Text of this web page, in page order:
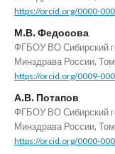
https://orcid.org/0000-
М.В. Федосова
ФГБОУ ВО Сибирский
Минздрава России,
https://orcid.org/0009-
А.В. Потапов
ФГБОУ ВО Сибирский
Минздрава России,
https://orcid.org/0000-